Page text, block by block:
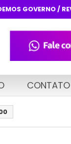
GOVERNO /
CONTATO